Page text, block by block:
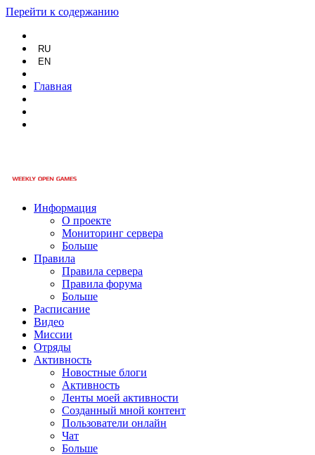
Перейти к содержанию
RU
EN
Главная
Информация
О проекте
Мониторинг сервера
Больше
Правила
Правила сервера
Правила форума
Больше
Расписание
Видео
Миссии
Отряды
Активность
Новостные блоги
Активность
Ленты моей активности
Созданный мной контент
Пользователи онлайн
Чат
Больше